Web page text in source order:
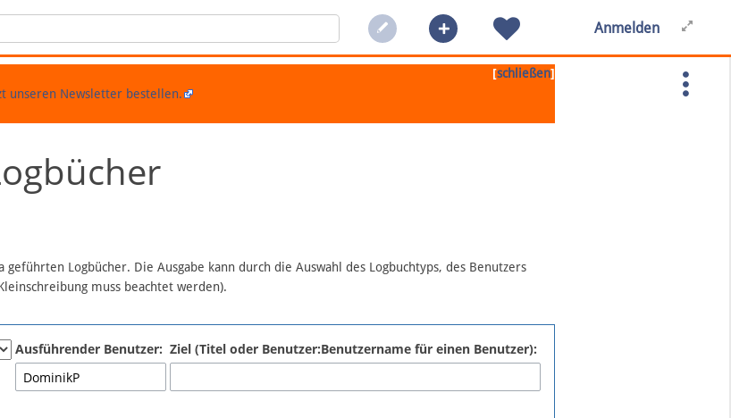
Anmelden
[schließen]
unseren Newsletter bestellen.
Logbücher. Die Ausgabe kann durch die Auswahl des Logbuchtyps, des Benutzers
muss beachtet werden).
Ausführender Benutzer: Ziel (Titel oder Benutzer:Benutzername für einen Benutzer):